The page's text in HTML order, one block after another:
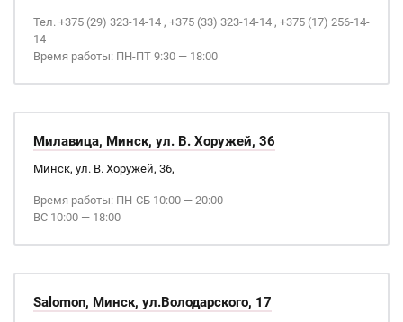
Тел. +375 (29) 323-14-14 , +375 (33) 323-14-14 , +375 (17) 256-14-
14
Время работы: ПН-ПТ 9:30 — 18:00
Милавица, Минск, ул. В. Хоружей, 36
Минск, ул. В. Хоружей, 36,
Время работы: ПН-СБ 10:00 — 20:00
ВС 10:00 — 18:00
Salomon, Минск, ул.Володарского, 17